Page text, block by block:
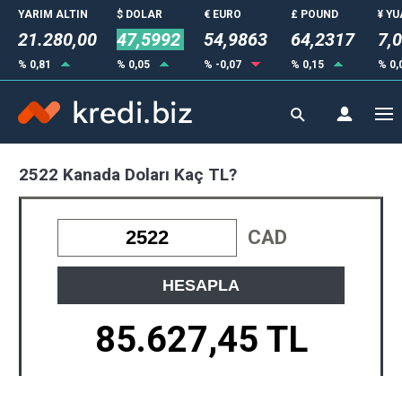
YARIM ALTIN
21.280,00
% 0,81
$ DOLAR
47,5992
% 0,05
€ EURO
54,9863
% -0,07
£ POUND
64,2317
% 0,15
¥
%
2522 Kanada Doları Kaç TL?
CAD
HESAPLA
85.627,45 TL